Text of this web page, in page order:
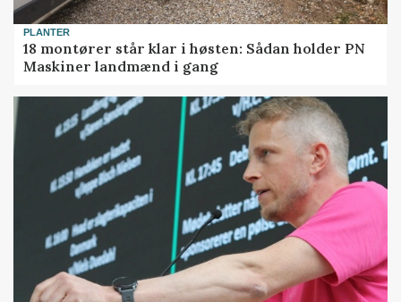
PLANTER
18 montører står klar i høsten: Sådan holder PN
Maskiner landmænd i gang